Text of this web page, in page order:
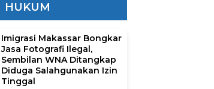
HUKUM
Imigrasi Makassar Bongkar
Jasa Fotografi Ilegal,
Sembilan WNA Ditangkap
Diduga Salahgunakan Izin
Tinggal